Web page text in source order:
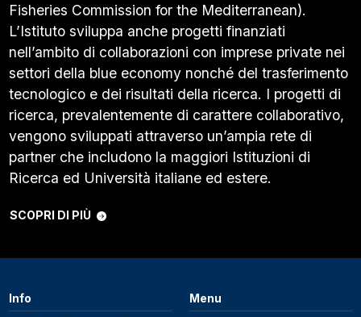
Fisheries Commission for the Mediterranean).
L’Istituto sviluppa anche progetti finanziati
nell’ambito di collaborazioni con imprese private nei
settori della blue economy nonché del trasferimento
tecnologico e dei risultati della ricerca. I progetti di
ricerca, prevalentemente di carattere collaborativo,
vengono sviluppati attraverso un’ampia rete di
partner che includono la maggiori Istituzioni di
Ricerca ed Università italiane ed estere.
SCOPRI DI PIÙ
Info Menu